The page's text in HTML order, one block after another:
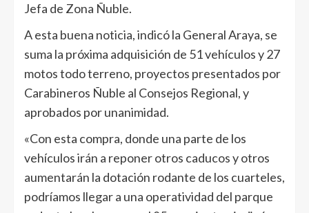
Jefa de Zona Ñuble.
A esta buena noticia, indicó la General Araya, se
suma la próxima adquisición de 51 vehículos y 27
motos todo terreno, proyectos presentados por
Carabineros Ñuble al Consejos Regional, y
aprobados por unanimidad.
«Con esta compra, donde una parte de los
vehículos irán a reponer otros caducos y otros
aumentarán la dotación rodante de los cuarteles,
podríamos llegar a una operatividad del parque